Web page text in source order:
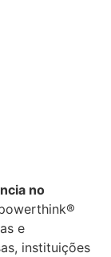
no
e
instituições